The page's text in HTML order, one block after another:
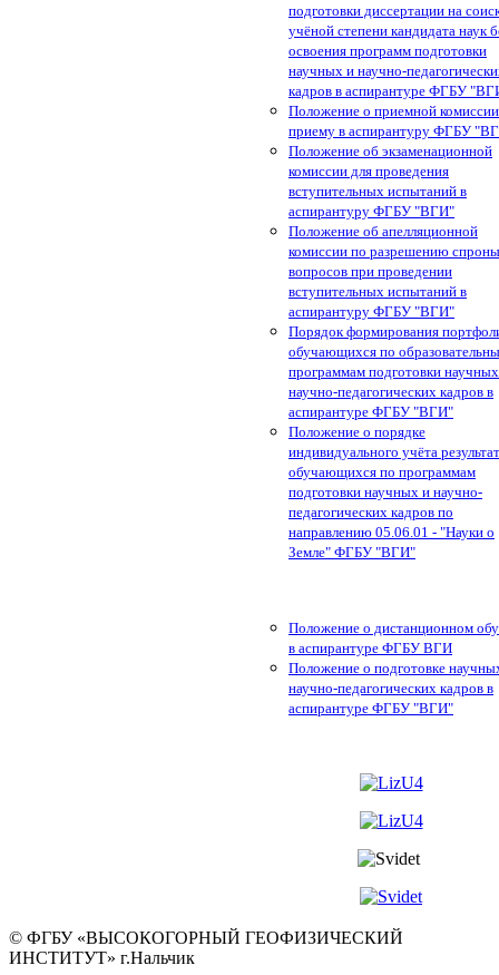
подготовки диссертации на
учёной степени кандидата наук
освоения программ подготовки
научных и научно-
кадров в аспирантуре ФГБУ
Положение о приемной
приему в аспирантуру ФГБУ
Положение об экзаменационной
комиссии для проведения
вступительных испытаний в
аспирантуру ФГБУ "ВГИ"
Положение об апелляционной
комиссии по разрешению
вопросов при проведении
вступительных испытаний в
аспирантуру ФГБУ "ВГИ"
Порядок формирования
обучающихся по
программам подготовки
научно-педагогических кадров в
аспирантуре ФГБУ "ВГИ"
Положение о порядке
индивидуального учёта
обучающихся по программам
подготовки научных и научно-
педагогических кадров по
направлению 05.06.01 - "Науки о
Земле" ФГБУ "ВГИ"
Положение о дистанционном
в аспирантуре ФГБУ ВГИ
Положение о подготовке
научно-педагогических кадров в
аспирантуре ФГБУ "ВГИ"
© ФГБУ «ВЫСОКОГОРНЫЙ ГЕОФИЗИЧЕСКИЙ
ИНСТИТУТ» г.Нальчик